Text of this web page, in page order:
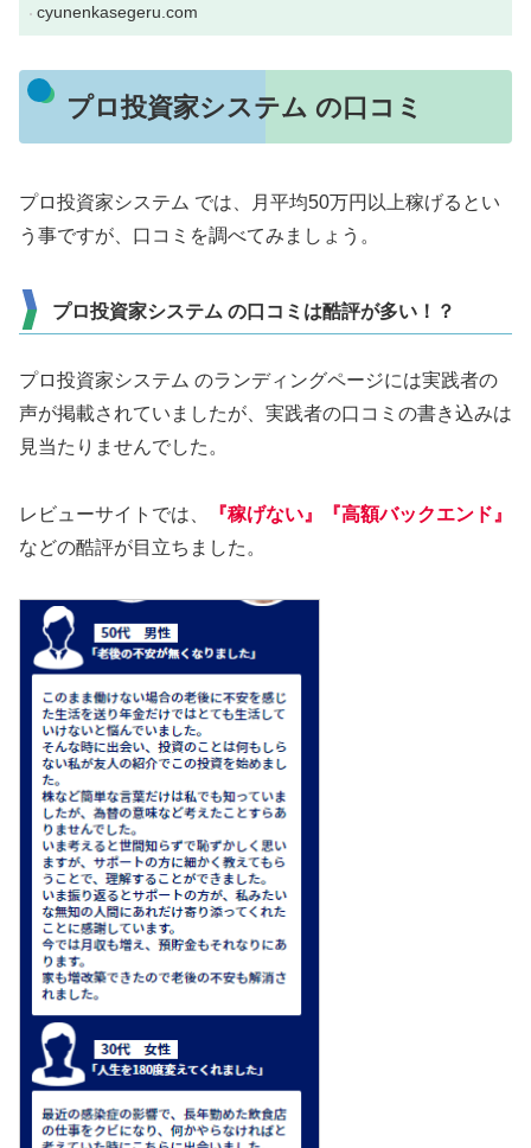
cyunenkasegeru.com
プロ投資家システム の口コミ
プロ投資家システム では、月平均50万円以上稼げるとい
う事ですが、口コミを調べてみましょう。
プロ投資家システム の口コミは酷評が多い！？
プロ投資家システム のランディングページには実践者の
声が掲載されていましたが、実践者の口コミの書き込みは
見当たりませんでした。
レビューサイトでは、
『稼げない』『高額バックエンド』
などの酷評が目立ちました。